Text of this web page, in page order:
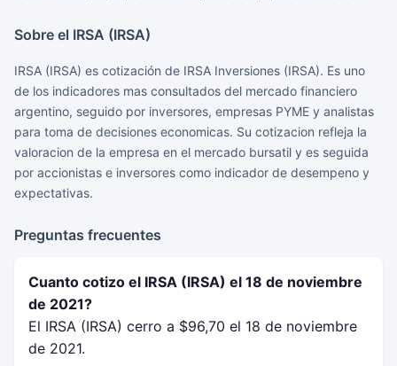
Sobre el IRSA (IRSA)
IRSA (IRSA) es cotización de IRSA Inversiones (IRSA). Es uno
de los indicadores mas consultados del mercado financiero
argentino, seguido por inversores, empresas PYME y analistas
para toma de decisiones economicas. Su cotizacion refleja la
valoracion de la empresa en el mercado bursatil y es seguida
por accionistas e inversores como indicador de desempeno y
expectativas.
Preguntas frecuentes
Cuanto cotizo el IRSA (IRSA) el 18 de noviembre
de 2021?
El IRSA (IRSA) cerro a $96,70 el 18 de noviembre
de 2021.